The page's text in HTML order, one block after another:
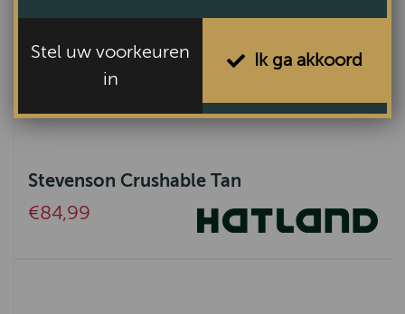
Stevenson Crushable Tan
€84,99
Stel uw voorkeuren
in
Ik ga akkoord